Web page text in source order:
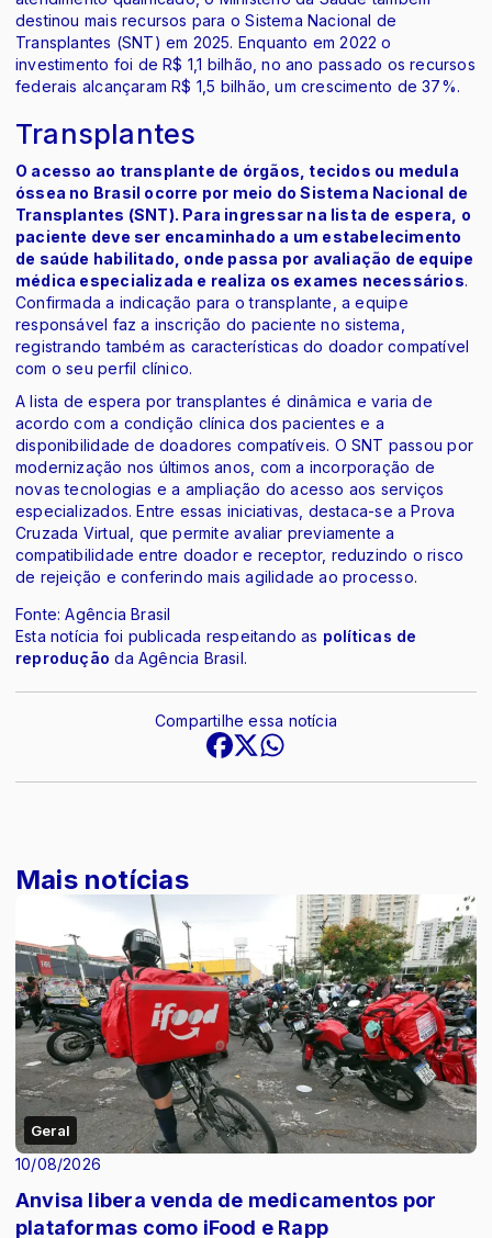
destinou mais recursos para o Sistema Nacional de
Transplantes (SNT) em 2025. Enquanto em 2022 o
investimento foi de R$ 1,1 bilhão, no ano passado os recursos
federais alcançaram R$ 1,5 bilhão, um crescimento de 37%.
Transplantes
O acesso ao transplante de órgãos, tecidos ou medula
óssea no Brasil ocorre por meio do Sistema Nacional de
Transplantes (SNT). Para ingressar na lista de espera, o
paciente deve ser encaminhado a um estabelecimento
de saúde habilitado, onde passa por avaliação de equipe
médica especializada e realiza os exames necessários.
Confirmada a indicação para o transplante, a equipe
responsável faz a inscrição do paciente no sistema,
registrando também as características do doador compatível
com o seu perfil clínico.
A lista de espera por transplantes é dinâmica e varia de
acordo com a condição clínica dos pacientes e a
disponibilidade de doadores compatíveis. O SNT passou por
modernização nos últimos anos, com a incorporação de
novas tecnologias e a ampliação do acesso aos serviços
especializados. Entre essas iniciativas, destaca-se a Prova
Cruzada Virtual, que permite avaliar previamente a
compatibilidade entre doador e receptor, reduzindo o risco
de rejeição e conferindo mais agilidade ao processo.
Fonte: Agência Brasil
Esta notícia foi publicada respeitando as políticas de
reprodução da Agência Brasil.
Compartilhe essa notícia
Mais notícias
Geral
10/08/2026
Anvisa libera venda de medicamentos por
plataformas como iFood e Rapp